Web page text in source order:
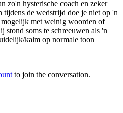
zo'n hysterische coach en zeker
tijdens de wedstrijd doe je niet op 'n
met weinig woorden of
soms te schreeuwen als 'n
kalm op normale toon
to join the conversation.